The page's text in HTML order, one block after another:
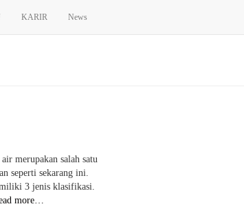
KARIR News
merupakan salah satu
seperti sekarang ini.
3 jenis klasifikasi.
more…